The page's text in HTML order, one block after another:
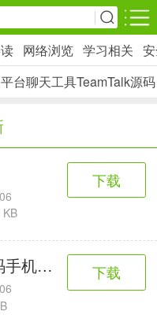
安卓游戏
影音播放
网上购物
生活服务
2万+款应用
网络浏览 学习相关
台聊天工具TeamTalk源码
下载
机拾音蓝牙传电脑
下载